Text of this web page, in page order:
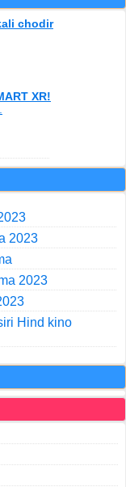
chodir
XR!
2023
2023
Hind kino